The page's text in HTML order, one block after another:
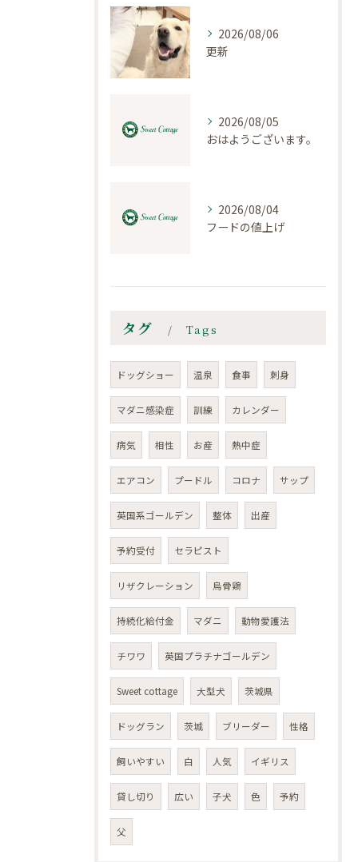
2026/08/06
更新
2026/08/05
おはようございます。
2026/08/04
フードの値上げ
タグ Tags
ドッグショー 温泉 食事 刺身
マダニ感染症 訓練 カレンダー
病気 相性 お産 熱中症
エアコン プードル コロナ サップ
英国系ゴールデン 整体 出産
予約受付 セラピスト
リザクレーション 烏骨鶏
持続化給付金 マダニ 動物愛護法
チワワ 英国プラチナゴールデン
Sweet cottage 大型犬 茨城県
ドッグラン 茨城 ブリーダー 性格
飼いやすい 白 人気 イギリス
貸し切り 広い 子犬 色 予約
父